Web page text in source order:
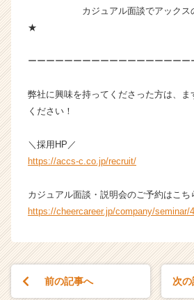
e
C
r
カジュアル面談でアックスの魅
★
ーーーーーーーーーーーーーーーーーー
弊社に興味を持ってくださった方は、ま
ください！
＼採用HP／
https://accs-c.co.jp/recruit/
カジュアル面談・説明会のご予約はこち
https://cheercareer.jp/company/seminar/
前の記事へ 次